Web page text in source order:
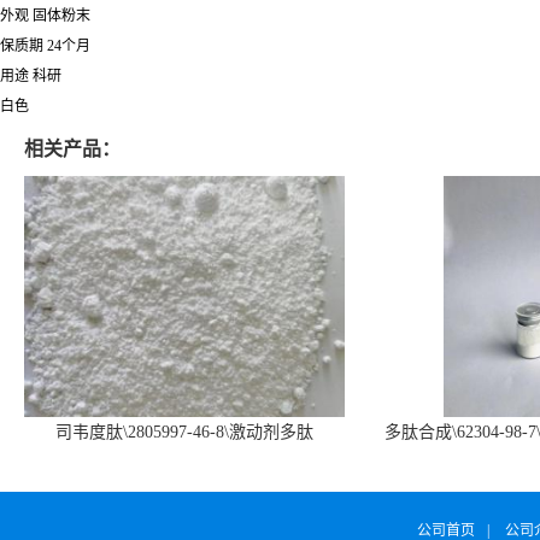
外观 固体粉末
保质期 24个月
用途 科研
白色
相关产品：
司韦度肽\2805997-46-8\激动剂多肽
多肽合成\62304-98-
公司首页
公司